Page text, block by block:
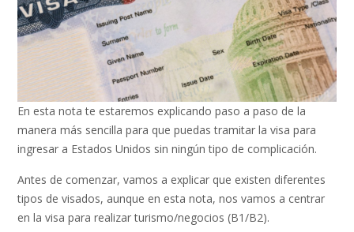
En esta nota te estaremos explicando paso a paso de la
manera más sencilla para que puedas tramitar la visa para
ingresar a Estados Unidos sin ningún tipo de complicación.
Antes de comenzar, vamos a explicar que existen diferentes
tipos de visados, aunque en esta nota, nos vamos a centrar
en la visa para realizar turismo/negocios (B1/B2).